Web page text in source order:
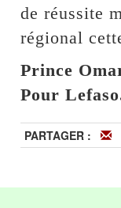
de réussite
régional
Prince
Pour
PARTAGER :